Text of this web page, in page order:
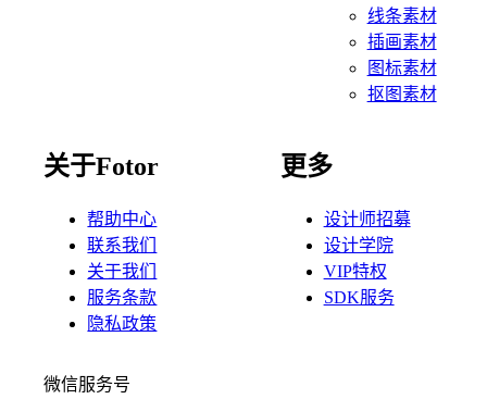
线条素材
插画素材
图标素材
抠图素材
关于Fotor
帮助中心
联系我们
关于我们
服务条款
隐私政策
更多
设计师招募
设计学院
VIP特权
SDK服务
微信服务号